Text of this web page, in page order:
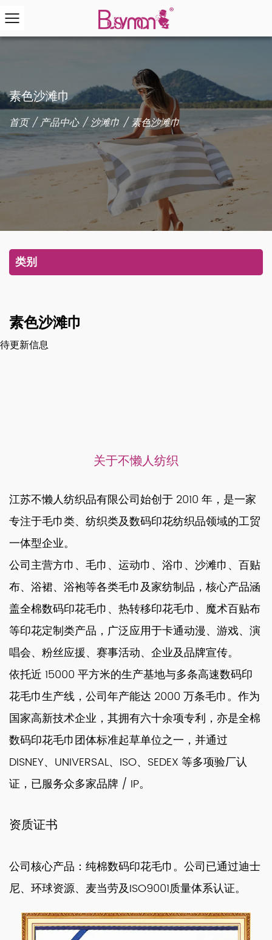
素色沙滩巾
首页/产品中心/沙滩巾 /素色沙滩巾
类别
素色沙滩巾
待更新信息
关于不懒人纺织
江苏不懒人纺织品有限公司始创于 2010 年，是一家
专注于毛巾类、纺织类及数码印花纺织品领域的工贸
一体型企业。
公司主营方巾、毛巾、运动巾、浴巾、沙滩巾、百贴
布、浴裙、浴袍等各类毛巾及家纺制品，核心产品涵
盖全棉数码印花毛巾、热转移印花毛巾、魔术百贴布
等印花定制类产品，广泛应用于卡通动漫、游戏、演
唱会、粉丝应援、赛事活动、企业及品牌宣传。
依托近 15000 平方米的生产基地与多条高速数码印
花毛巾生产线，公司年产能达 2000 万条毛巾。作为
国家高新技术企业，其拥有六十余项专利，亦是全棉
数码印花毛巾团体标准起草单位之一，并通过
DISNEY、UNIVERSAL、ISO、SEDEX 等多项验厂认
证，已服务众多家品牌 / IP。
资质证书
公司核心产品：纯棉数码印花毛巾。公司已通过迪士
尼、环球资源、麦当劳及ISO9001质量体系认证。